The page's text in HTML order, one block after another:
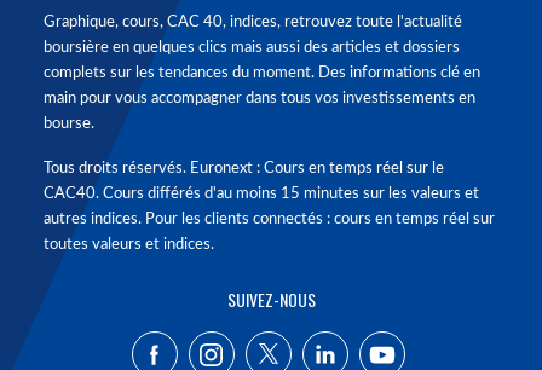
Graphique, cours, CAC 40, indices, retrouvez toute l'actualité
boursière en quelques clics mais aussi des articles et dossiers
complets sur les tendances du moment. Des informations clé en
main pour vous accompagner dans tous vos investissements en
bourse.
Tous droits réservés. Euronext : Cours en temps réel sur le
CAC40. Cours différés d'au moins 15 minutes sur les valeurs et
autres indices. Pour les clients connectés : cours en temps réel sur
toutes valeurs et indices.
SUIVEZ-NOUS